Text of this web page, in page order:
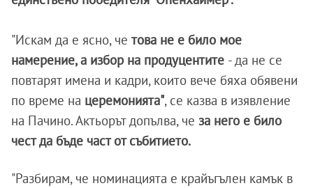
"Искам да е ясно, че това не е било мое
намерение, а избор на продуцентите - да не се
повтарят имена и кадри, които вече бяха обявени
по време на церемонията", се казва в изявление
на Пачино. Актьорът допълва, че за него е било
чест да бъде част от събитието.
"Разбирам, че номинацията е крайъгълен камък в